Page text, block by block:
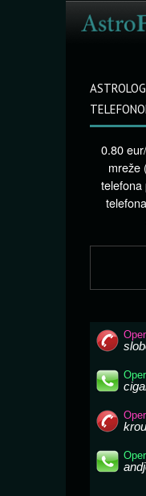
0.80
mreže
telefona